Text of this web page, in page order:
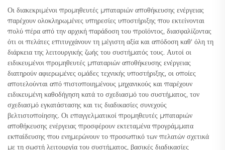
Οι διακεκριμένοι προμηθευτές μπαταριών αποθήκευσης ενέργειας
παρέχουν ολοκληρωμένες υπηρεσίες υποστήριξης που εκτείνονται
πολύ πέρα από την αρχική παράδοση του προϊόντος, διασφαλίζοντας
ότι οι πελάτες επιτυγχάνουν τη μέγιστη αξία και απόδοση καθ' όλη τη
διάρκεια της λειτουργικής ζωής του συστήματός τους. Αυτοί οι
ειδικευμένοι προμηθευτές μπαταριών αποθήκευσης ενέργειας
διατηρούν αφιερωμένες ομάδες τεχνικής υποστήριξης, οι οποίες
αποτελούνται από πιστοποιημένους μηχανικούς και παρέχουν
ειδικευμένη καθοδήγηση κατά το σχεδιασμό του συστήματος, τον
σχεδιασμό εγκατάστασης και τις διαδικασίες συνεχούς
βελτιστοποίησης. Οι επαγγελματικοί προμηθευτές μπαταριών
αποθήκευσης ενέργειας προσφέρουν εκτεταμένα προγράμματα
εκπαίδευσης που ενημερώνουν το προσωπικό των πελατών σχετικά
με τη σωστή λειτουργία του συστήματος, βασικές διαδικασίες